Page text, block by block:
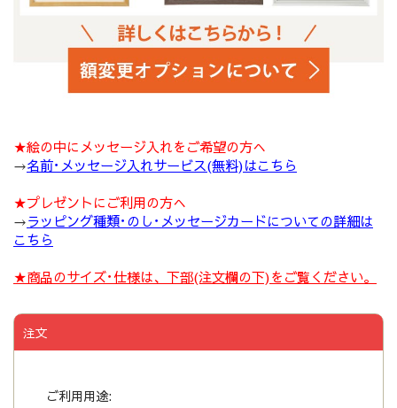
★絵の中にメッセージ入れをご希望の方へ
→名前･メッセージ入れサービス(無料)はこちら
★プレゼントにご利用の方へ
→ラッピング種類･のし･メッセージカードについての詳細は
こちら
★商品のサイズ･仕様は、下部(注文欄の下)をご覧ください。
注文
ご利用用途: